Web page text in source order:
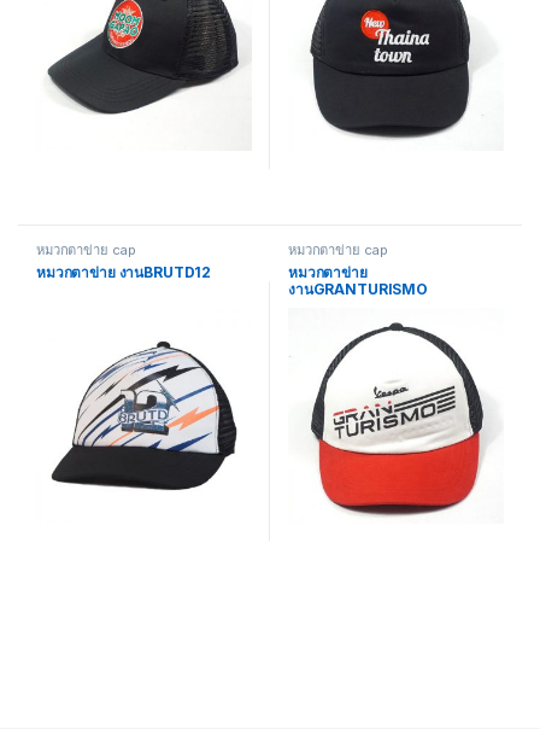
หมวกตาข่าย cap
หมวกตาข่าย งานBRUTD12
หมวกตาข่าย cap
หมวกตาข่าย
งานGRANTURISMO